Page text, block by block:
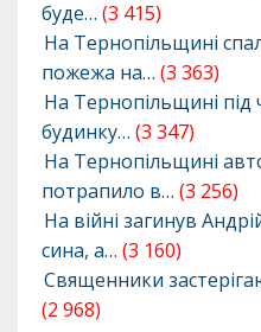
буде… (3 415)
На Тернопільщині
пожежа на… (3 363)
На Тернопільщині
будинку… (3 347)
На Тернопільщині
потрапило в… (3 256)
На війні загинув
сина, а… (3 160)
Священники
(2 968)